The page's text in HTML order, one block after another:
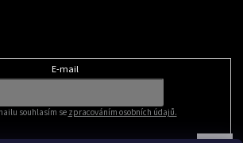
E-mail
souhlasím sezpracováním osobních údajů.